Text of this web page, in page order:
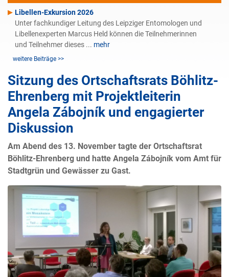
Libellen-Exkursion 2026
Unter fachkundiger Leitung des Leipziger Entomologen und
Libellenexperten Marcus Held können die Teilnehmerinnen
und Teilnehmer dieses ... mehr
weitere Beiträge >>
Sitzung des Ortschaftsrats Böhlitz-
Ehrenberg mit Projektleiterin
Angela Zábojník und engagierter
Diskussion
Am Abend des 13. November tagte der Ortschaftsrat
Böhlitz-Ehrenberg und hatte Angela Zábojník vom Amt für
Stadtgrün und Gewässer zu Gast.